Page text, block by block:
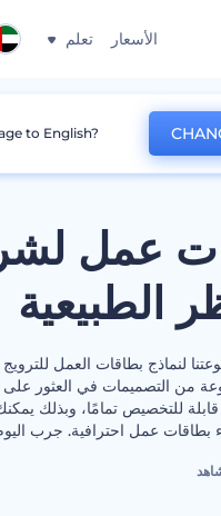
الأسعار تعلم
عمل
الطبيعية
لنماذج بطاقات العمل
من التصميمات في العثور
قابلة للتخصيص تمامًا، وبذلك
بطاقات عمل احترافية. جرب
to English?